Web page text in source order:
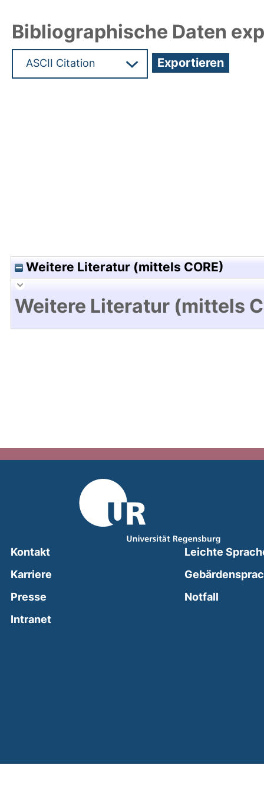
Bibliographische Daten
Weitere Literatur (mittels CORE)
Weitere Literatur (mittels
Kontakt
Karriere
Presse
Intranet(external link, opens in a new window)
Leichte
Notfall